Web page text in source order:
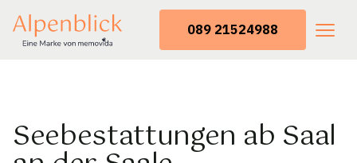
089 21524988
Seebestattungen ab Saal